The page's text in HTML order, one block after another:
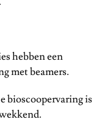
hebben een
met beamers.
is